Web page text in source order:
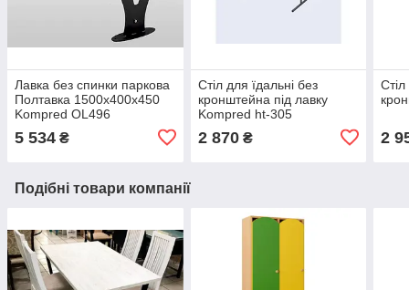
Лавка без спинки паркова
Полтавка 1500х400х450
Kompred OL496
5 534 ₴
Стіл для їдальні без
кронштейна під лавку
Kompred ht-305
2 870₴ 2
Подібні товари компанії